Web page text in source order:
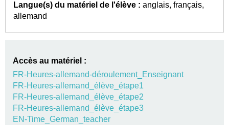
Langue(s) du matériel de l'élève : anglais français
allemand
Accès au matériel :
FR-Heures-allemand-déroulement_Enseignant
FR-Heures-allemand_élève_étape1
FR-Heures-allemand_élève_étape2
FR-Heures-allemand_élève_étape3
EN-Time_German_teacher